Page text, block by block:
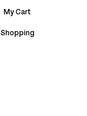
My Cart
Shopping